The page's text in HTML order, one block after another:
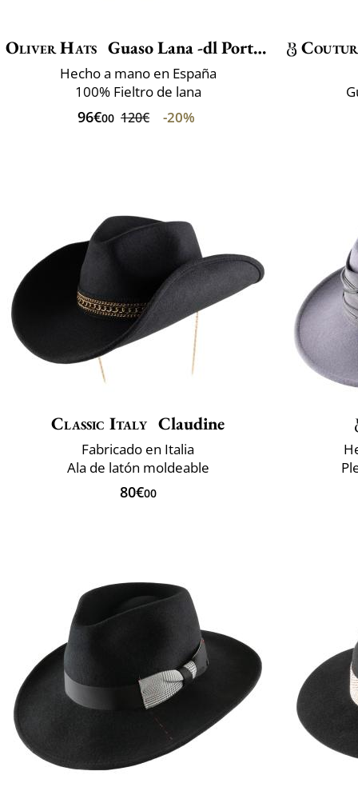
Oliver Hats Guaso Lana -dl Port.luxe
Hecho a mano en España
100% Fieltro de lana
96€00 120€ -20%
Classic Italy Claudine
Fabricado en Italia
Ala de latón moldeable
80€00